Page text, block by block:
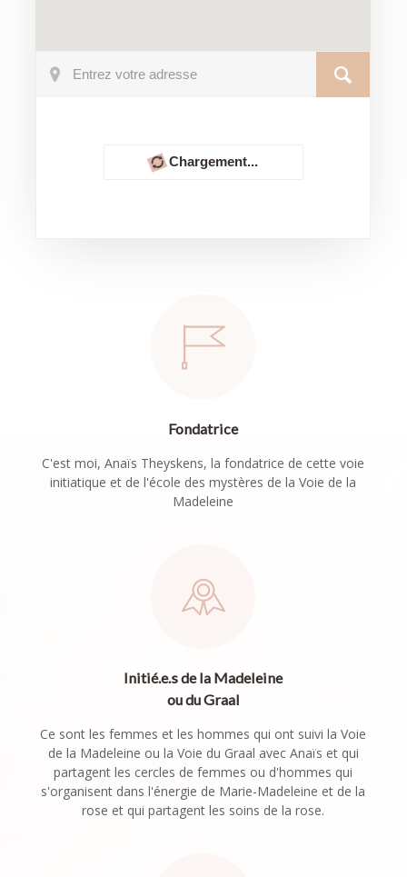
Chargement...
Fondatrice
C'est moi, Anaïs Theyskens, la fondatrice de cette voie
initiatique et de l'école des mystères de la Voie de la
Madeleine
Initié.e.s de la Madeleine
ou du Graal
Ce sont les femmes et les hommes qui ont suivi la Voie
de la Madeleine ou la Voie du Graal avec Anaïs et qui
partagent les cercles de femmes ou d'hommes qui
s'organisent dans l'énergie de Marie-Madeleine et de la
rose et qui partagent les soins de la rose.